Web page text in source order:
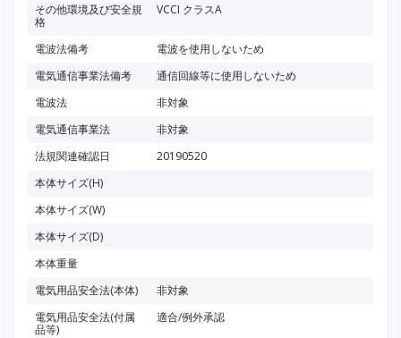
その他環境及び安全規
格
VCCI クラスA
電波法備考
電波を使用しないため
電気通信事業法備考
通信回線等に使用しないため
電波法
非対象
電気通信事業法
非対象
法規関連確認日
20190520
本体サイズ(H)
本体サイズ(W)
本体サイズ(D)
本体重量
電気用品安全法(本体)
非対象
電気用品安全法(付属
品等)
適合/例外承認